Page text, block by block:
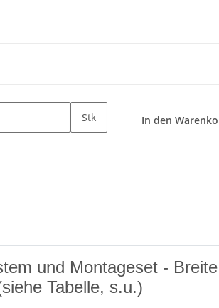
Stk In den
und Montageset -
Tabelle, s.u.)